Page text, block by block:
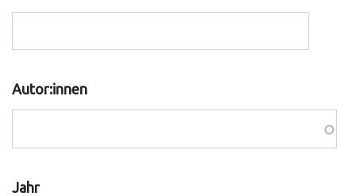
Autor:innen
Jahr